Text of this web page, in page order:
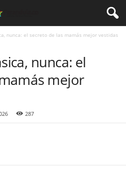
nunca: el secreto de las mamás mejor vestidas
nunca: el
mejor
287